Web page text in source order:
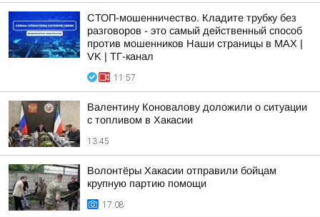
СТОП-мошенничество. Кладите трубку без
разговоров - это самый действенный способ
против мошенников Наши страницы в MAX |
VK | ТГ-канал
11:57
Валентину Коновалову доложили о ситуации
с топливом в Хакасии
13:45
Волонтёры Хакасии отправили бойцам
крупную партию помощи
17:08